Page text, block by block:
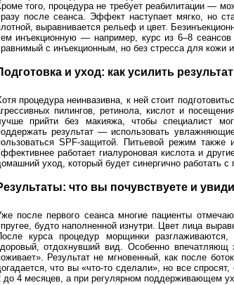
того, процедура не требует реабилитации —
после сеанса. Эффект наступает мягко, но
выравнивается рельеф и цвет.
инъекционную — например, курс из 6–8
с инъекционным, но без стресса для кожи
и уход: как усилить результат
процедура неинвазивна, к ней стоит
пилингов, ретинола, кислот и
прийти без макияжа, чтобы специалист
результат — использовать
SPF-защитой. Питьевой режим
работает гиалуроновая кислота и
уход, который будет синергично работать
что вы почувствуете и
после первого сеанса многие пациенты
будто наполненной изнутри. Цвет лица
курса процедур морщинки
отдохнувший вид. Особенно
Результат не мгновенный, как после
что вы «что-то сделали», но все
до 4 месяцев, а при регулярном поддерживающем